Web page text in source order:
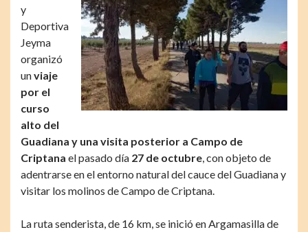
y
Deportiva
Jeyma
organizó
unviaje
por el
curso
alto del
Guadiana y una visita posterior a Campo de
Criptana el pasado día 27 de octubre , con objeto de
adentrarse en el entorno natural del cauce del Guadiana y
visitar los molinos de Campo de Criptana.
La ruta senderista, de 16 km, se inició en Argamasilla de